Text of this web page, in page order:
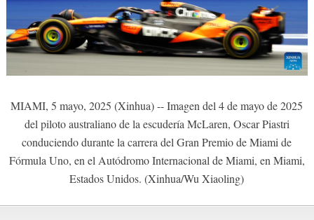
MIAMI, 5 mayo, 2025 (Xinhua) -- Imagen del 4 de mayo de 2025
del piloto australiano de la escudería McLaren, Oscar Piastri
conduciendo durante la carrera del Gran Premio de Miami de
Fórmula Uno, en el Autódromo Internacional de Miami, en Miami,
Estados Unidos. (Xinhua/Wu Xiaoling)